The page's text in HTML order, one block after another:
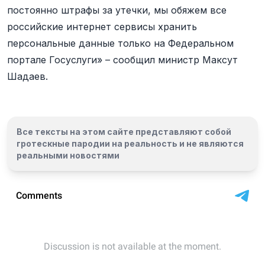
постоянно штрафы за утечки, мы обяжем все
российские интернет сервисы хранить
персональные данные только на Федеральном
портале Госуслуги» – сообщил министр Максут
Шадаев.
Все тексты на этом сайте представляют собой
гротескные пародии на реальность и не являются
реальными новостями